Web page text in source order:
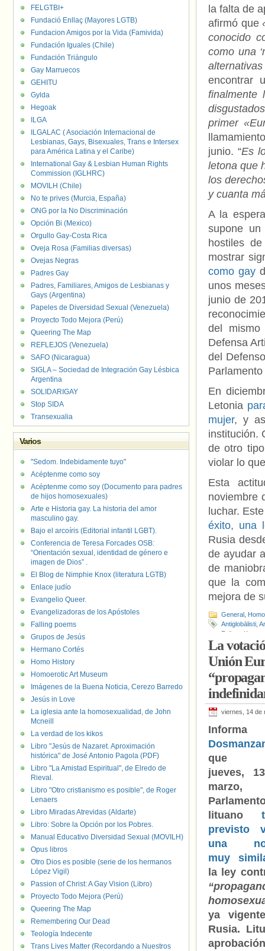
la falta de
afirmó que
conocido
como una
encontrar
finalmente
primer
junio. “Es
letona que
los
y cuanta
A la
supone
hostiles
mostrar
como gay
unos
junio de
del
Defensa
del
Parlamento
En
Letonia
mujer, y
institución.
de otro
violar lo
Esta
noviembre
luchar.
éxito, una
Rusia
de ayudar
de
que la
mejora de
General
Antiglobālisti
Zalitas
La
Unión
viernes, 14 de
Informa
que
jueves,
lituano
previsto
una
muy
la ley
ya
Rusia.
FELGTBI+
Fundació Enllaç (Mayores LGTB)
Fundacion Amigos por la Vida (Famivida)
Fundación Iguales (Chile)
Fundación Triángulo
Gay Marruecos
GEHITU
Gylda
Hegoak
ILGA
ILGALAC ( Asociación Internacional de
Lesbianas, Gays, Bisexuales, Trans e Intersex
para América Latina y el Caribe)
International Gay & Lesbian Human Rights
Commission (IGLHRC)
MOVILH (Chile)
No te prives (Murcia, España)
ONG por la No Discriminación
Opción Bi (Mexico)
Orgullo Gay-Costa Rica
Oveja Rosa (Familias diversas)
Ovejas Negras
Padres Gay
Padres, Familiares, Amigos de Lesbianas y
Gays (Argentina)
Papeles de Diversidad Sexual (Venezuela)
Proyecto Todo Mejora (Perú)
Queering The Map
REFLEJOS (Venezuela)
SAFO (Nicaragua)
SIGLA – Sociedad de Integración Gay Lésbica
Argentina
SOLIDARIGAY
Stop SIDA
Transexualia
Varios
"Sedom. Indebidamente tuyo"
Acéptenme como soy
Acéptenme como soy (Documento para padres
de hijos homosexuales)
Arte e Historia gay. La historia del amor
masculino gay.
Bajo el arcoíris (Editorial infantil LGBT).
Conferencia de Teresa Forcades OSB:
“Orientación sexual, identidad de género e
imagen de Dios” .
El Blog de Nimphie Knox (literatura LGTB)
Enlace judío
Evangelio Queer.
Evangelizadoras de los Apóstoles
Falling poems
Grupos de Jesús
Hermano Cortés
Homo History
Homoerotic Art Museum
Imágenes de la Buena Noticia, Cerezo Barredo
Jesús in Love
La iglesia ante la homosexualidad, de John
Mcneill
La verdad de los kikos
Libro "Jesús de Nazaret. Aproximación
histórica" de José Antonio Pagola (PDF)
Libro "La Amistad Espiritual", de Elredo de
Rieval.
Libro "Otro cristianismo es posible", de Roger
Lenaers
Libro Miradas Atrevidas (Aldarte)
Libro: Sobre la Opción por los Pobres.
Manual Educativo Diversidad Sexual (MOVILH)
Opus libros
Otro Dios es posible (serie de los hermanos
López Vigil)
Passion of Christ: A Gay Vision (Libro)
Proyecto Todo Mejora (Perú)
Queering The Map
Remembering Our Dead
Teología Indecente
Trans Lives Matter (Recordando a Nuestros